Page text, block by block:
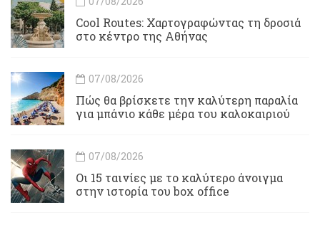
Cool Routes: Χαρτογραφώντας τη δροσιά
στο κέντρο της Αθήνας
07/08/2026
Πώς θα βρίσκετε την καλύτερη παραλία
για μπάνιο κάθε μέρα του καλοκαιριού
07/08/2026
Οι 15 ταινίες με το καλύτερο άνοιγμα
στην ιστορία του box office